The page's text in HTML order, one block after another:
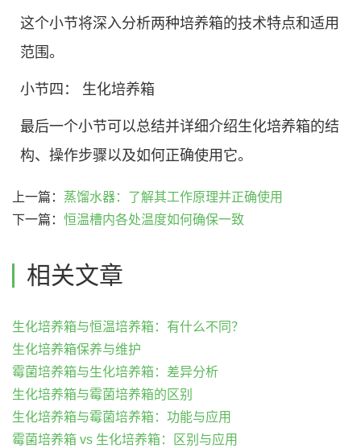
这个小节将深入分析两种培养箱的技术特点和适用
范围。
小节四： 生化培养箱
最后一个小节可以总结并详细介绍生化培养箱的结
构、操作步骤以及如何正确使用它。
上一篇： 蒸馏水器：了解其工作原理并正确使用
下一篇： 恒温槽内各处温度如何确保一致
相关文章
生化培养箱与恒温培养箱：有什么不同？
生化培养箱保养与维护
霉菌培养箱与生化培养箱：差异分析
生化培养箱与霉菌培养箱的区别
生化培养箱与霉菌培养箱：功能与应用
霉菌培养箱 vs 生化培养箱：区别与应用